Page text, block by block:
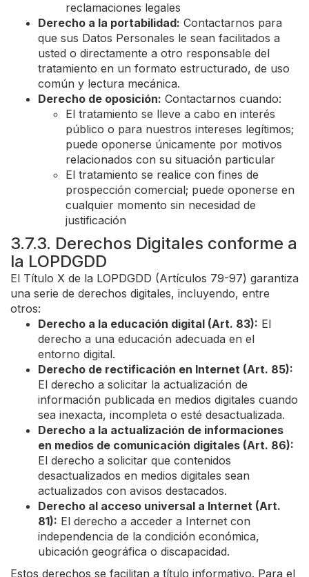
reclamaciones legales
Derecho a la portabilidad: Contactarnos para
que sus Datos Personales le sean facilitados a
usted o directamente a otro responsable del
tratamiento en un formato estructurado, de uso
común y lectura mecánica.
Derecho de oposición: Contactarnos cuando:
El tratamiento se lleve a cabo en interés
público o para nuestros intereses legítimos;
puede oponerse únicamente por motivos
relacionados con su situación particular
El tratamiento se realice con fines de
prospección comercial; puede oponerse en
cualquier momento sin necesidad de
justificación
3.7.3. Derechos Digitales conforme a
la LOPDGDD
El Título X de la LOPDGDD (Artículos 79-97) garantiza
una serie de derechos digitales, incluyendo, entre
otros:
Derecho a la educación digital (Art. 83): El
derecho a una educación adecuada en el
entorno digital.
Derecho de rectificación en Internet (Art. 85):
El derecho a solicitar la actualización de
información publicada en medios digitales cuando
sea inexacta, incompleta o esté desactualizada.
Derecho a la actualización de informaciones
en medios de comunicación digitales (Art. 86):
El derecho a solicitar que contenidos
desactualizados en medios digitales sean
actualizados con avisos destacados.
Derecho al acceso universal a Internet (Art.
81): El derecho a acceder a Internet con
independencia de la condición económica,
ubicación geográfica o discapacidad.
Estos derechos se facilitan a título informativo. Para el